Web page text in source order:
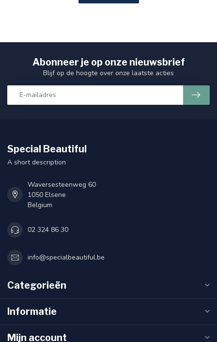
Abonneer je op onze nieuwsbrief
Blijf op de hoogte over onze laatste acties
Special Beautiful
A short description
Waversesteenweg 60
1050 Elsene
Belgium
02 324 86 30
info@specialbeautiful.be
Categorieën
Informatie
Mijn account